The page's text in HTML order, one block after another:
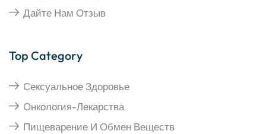
Дайте Нам Отзыв
Top Category
Сексуальное Здоровье
Онкология-Лекарства
Пищеварение И Обмен Веществ